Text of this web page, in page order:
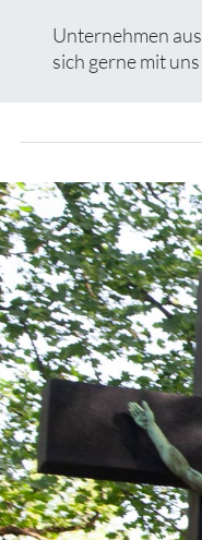
Unternehmen
sich gerne mit